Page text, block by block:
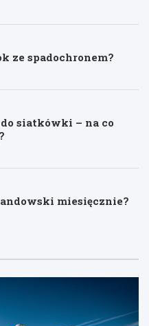
ze spadochronem?
siatkówki – na co
miesięcznie?